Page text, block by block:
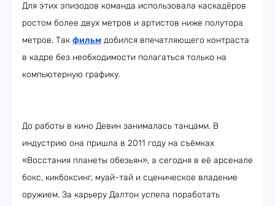
Для этих эпизодов команда использовала каскадёров
ростом более двух метров и артистов ниже полутора
метров. Так фильм добился впечатляющего контраста
в кадре без необходимости полагаться только на
компьютерную графику.
До работы в кино Девин занималась танцами. В
индустрию она пришла в 2011 году на съёмках
«Восстания планеты обезьян», а сегодня в её арсенале
бокс, кикбоксинг, муай-тай и сценическое владение
оружием. За карьеру Далтон успела поработать